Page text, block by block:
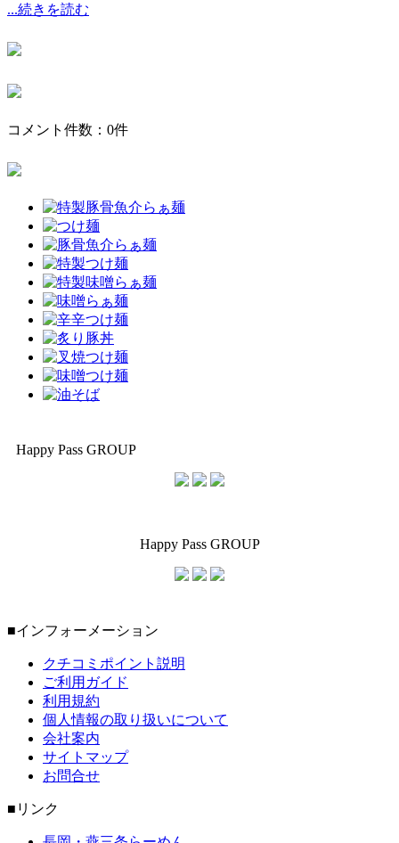
...続きを読む
コメント件数：0件
Happy Pass GROUP
Happy Pass GROUP
■インフォーメーション
クチコミポイント説明
ご利用ガイド
利用規約
個人情報の取り扱いについて
会社案内
サイトマップ
お問合せ
■リンク